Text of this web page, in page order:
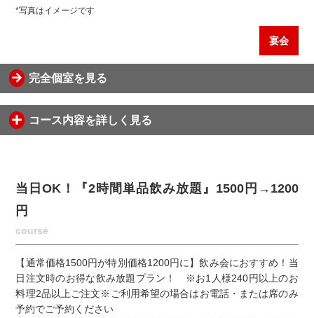
*写真はイメージです
宴会
完全個室を見る
コース内容を詳しく見る
当日OK！『2時間単品飲み放題』1500円→1200
円
course
【通常価格1500円が特別価格1200円に】飲み会におすすめ！当
日注文時のお得な飲み放題プラン！ ※お1人様240円以上のお
料理2品以上ご注文※ご利用希望の場合はお電話・または席のみ
予約でご予約ください